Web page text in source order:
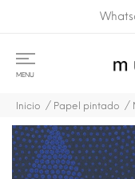
MENU
Inicio Papel pintado